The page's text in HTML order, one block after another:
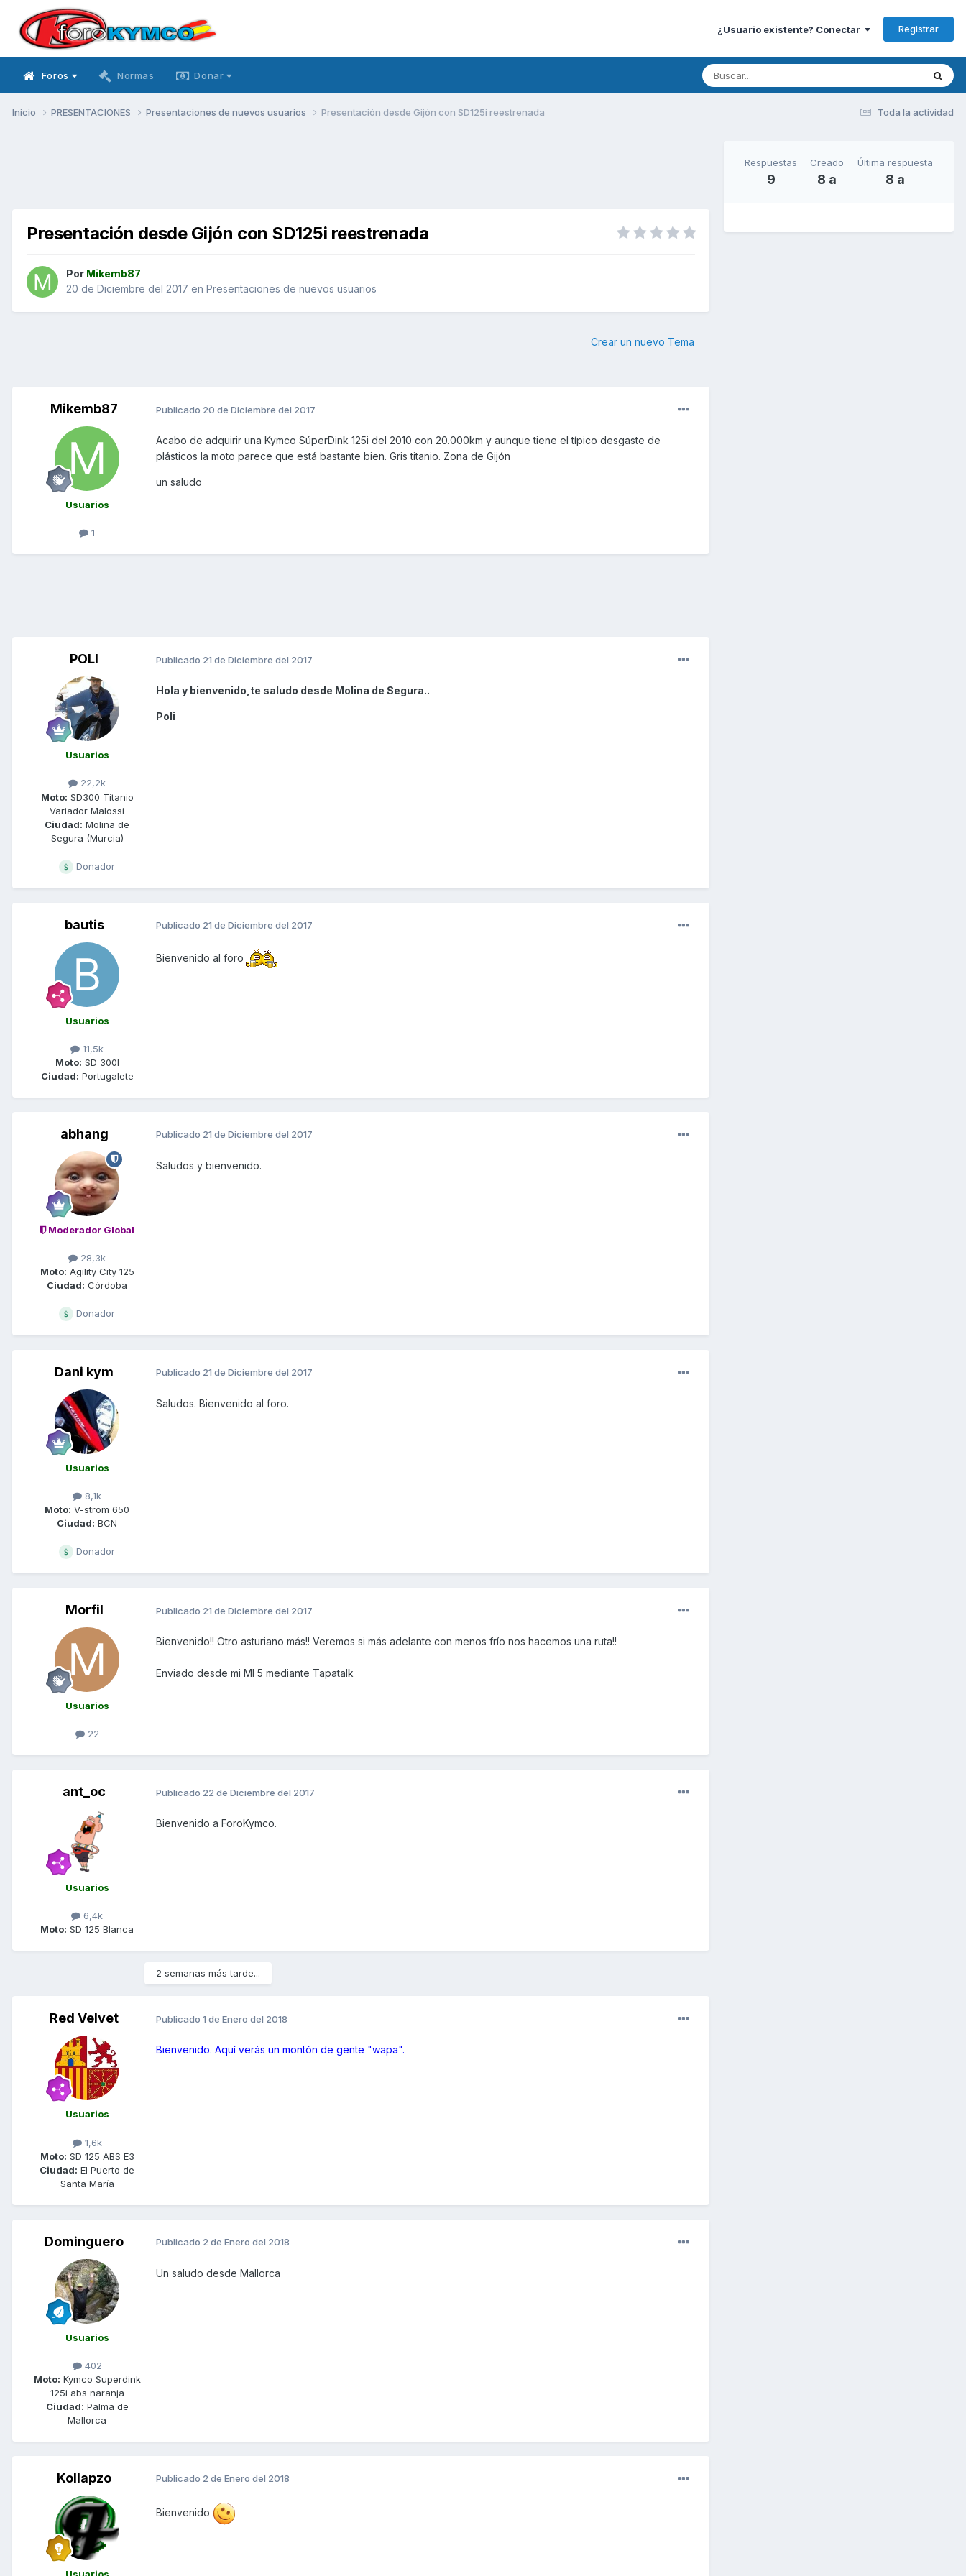
¿Usuario existente? Conectar Registrar
Foros Normas Donar
Toda la actividad
Inicio PRESENTACIONES Presentaciones de nuevos usuarios Presentación desde Gijón con SD125i reestrenada
Presentación desde Gijón con SD125i reestrenada
Por Mikemb87
20 de Diciembre del 2017 en Presentaciones de nuevos usuarios
Crear un nuevo Tema
Mikemb87
Usuarios
1
Publicado 20 de Diciembre del 2017
Acabo de adquirir una Kymco SúperDink 125i del 2010 con 20.000km y aunque tiene el típico desgaste de
plásticos la moto parece que está bastante bien. Gris titanio. Zona de Gijón
un saludo
POLI
Usuarios
22,2k
Moto: SD300 Titanio
Variador Malossi
Ciudad: Molina de
Segura (Murcia)
Donador
Publicado 21 de Diciembre del 2017
Hola y bienvenido,te saludo desde Molina de Segura..
Poli
bautis
Usuarios
11,5k
Moto: SD 300I
Ciudad: Portugalete
Publicado 21 de Diciembre del 2017
Bienvenido al foro
abhang
Moderador Global
28,3k
Moto: Agility City 125
Ciudad: Córdoba
Donador
Publicado 21 de Diciembre del 2017
Saludos y bienvenido.
Dani kym
Usuarios
8,1k
Moto: V-strom 650
Ciudad: BCN
Donador
Publicado 21 de Diciembre del 2017
Saludos. Bienvenido al foro.
Morfil
Usuarios
22
Publicado 21 de Diciembre del 2017
Bienvenido!! Otro asturiano más!! Veremos si más adelante con menos frío nos hacemos una ruta!!
Enviado desde mi MI 5 mediante Tapatalk
ant_oc
Usuarios
6,4k
Moto: SD 125 Blanca
Publicado 22 de Diciembre del 2017
Bienvenido a ForoKymco.
2 semanas más tarde...
Red Velvet
Usuarios
1,6k
Moto: SD 125 ABS E3
Ciudad: El Puerto de
Santa María
Publicado 1 de Enero del 2018
Bienvenido. Aquí verás un montón de gente "wapa".
Dominguero
Usuarios
402
Moto: Kymco Superdink
125i abs naranja
Ciudad: Palma de
Mallorca
Publicado 2 de Enero del 2018
Un saludo desde Mallorca
Kollapzo Publicado 2 de Enero del 2018
Bienvenido
Respuestas
9
Creado
8 a
Última respuesta
8 a